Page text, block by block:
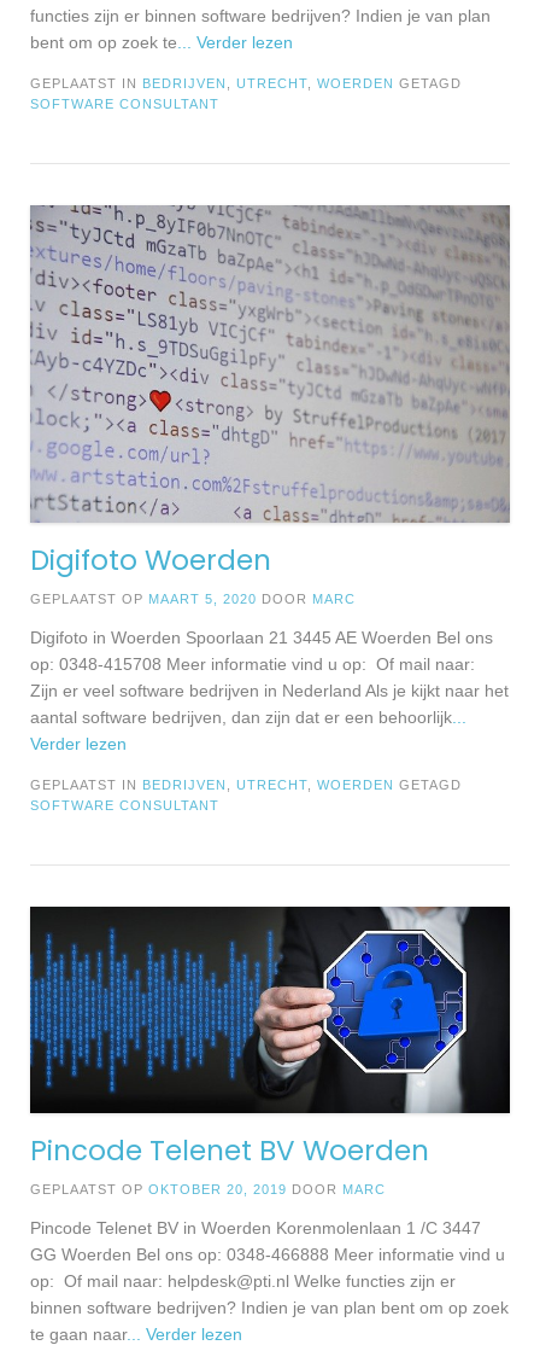
functies zijn er binnen software bedrijven? Indien je van plan
bent om op zoek te ... Verder lezen
GEPLAATST IN BEDRIJVEN UTRECHT WOERDEN GETAGD
SOFTWARE CONSULTANT
Digifoto Woerden
GEPLAATST OP MAART 5, 2020 DOOR MARC
Digifoto in Woerden Spoorlaan 21 3445 AE Woerden Bel ons
op: 0348-415708 Meer informatie vind u op: Of mail naar:
Zijn er veel software bedrijven in Nederland Als je kijkt naar het
aantal software bedrijven, dan zijn dat er een behoorlijk
Verder lezen
GEPLAATST IN BEDRIJVEN UTRECHT WOERDEN GETAGD
SOFTWARE CONSULTANT
Pincode Telenet BV Woerden
GEPLAATST OP OKTOBER 20, 2019 DOOR MARC
Pincode Telenet BV in Woerden Korenmolenlaan 1 /C 3447
GG Woerden Bel ons op: 0348-466888 Meer informatie vind u
op: Of mail naar: helpdesk@pti.nl Welke functies zijn er
binnen software bedrijven? Indien je van plan bent om op zoek
te gaan naar... Verder lezen